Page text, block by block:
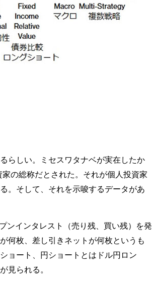
らしい。ミセスワタナベが実在したか
の総称だとされた。それが個人投資家
。そして、それを示唆するデータがあ
ンインタレスト（売り残、買い残）を発
何枚、差し引きネットが何枚というも
ョート、円ショートとはドル円ロン
見られる。